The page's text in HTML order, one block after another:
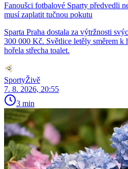
Fanoušci fotbalové Sparty předvedli
musí zaplatit tučnou pokutu
Sparta Praha dostala za výtržnosti
300 000 Kč. Světlice letěly směrem k
hořela střecha toalet.
SportyŽivě
7. 8. 2026, 20:55
3 min